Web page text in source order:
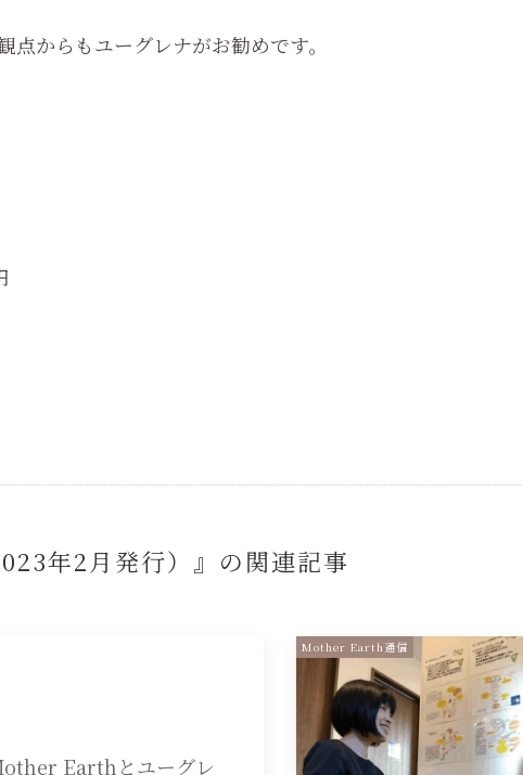
からもユーグレナがお勧めです。
年2月発行）』の関連記事
Earthとユーグレ
Mother Earth通信